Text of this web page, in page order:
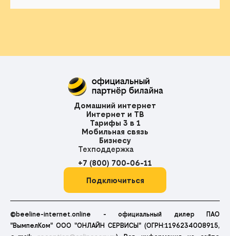
Домашний интернет
Интернет и ТВ
Тарифы 3 в 1
Мобильная связь
Бизнесу
Техподдержка
+7 (800) 700-06-11
Подключиться
©beeline-internet.online - официальный дилер ПАО
"ВымпелКом" ООО "ОНЛАЙН СЕРВИСЫ" (ОГРН:1196234008915,